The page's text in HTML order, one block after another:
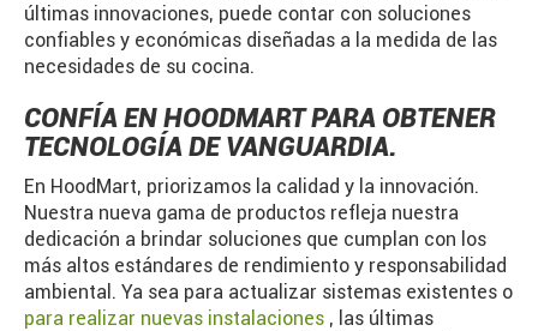
últimas innovaciones, puede contar con soluciones
confiables y económicas diseñadas a la medida de las
necesidades de su cocina.
CONFÍA EN HOODMART PARA OBTENER
TECNOLOGÍA DE VANGUARDIA.
En HoodMart, priorizamos la calidad y la innovación.
Nuestra nueva gama de productos refleja nuestra
dedicación a brindar soluciones que cumplan con los
más altos estándares de rendimiento y responsabilidad
ambiental. Ya sea para actualizar sistemas existentes o
para realizar nuevas instalaciones , las últimas